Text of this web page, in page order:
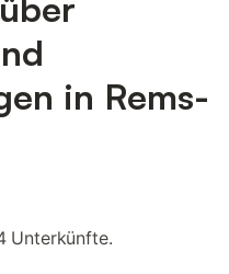
in Rems-
Unterkünfte.